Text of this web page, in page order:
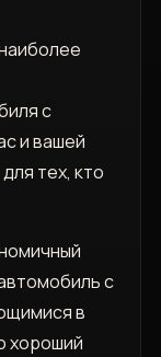
с
и вашей
тех‚ кто
с
в
хороший